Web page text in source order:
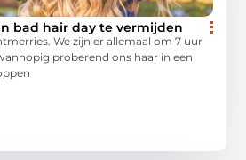
bad hair day te vermijden
We zijn er allemaal om 7 uur
proberend ons haar in een